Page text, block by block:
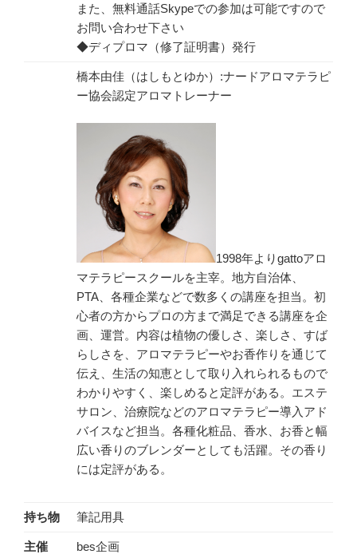
また、無料通話Skypeでの参加は可能ですので
お問い合わせ下さい
◆ディプロマ（修了証明書）発行
橋本由佳（はしもとゆか）:ナードアロマテラピ
ー協会認定アロマトレーナー
1998年よりgattoアロ
マテラピースクールを主宰。地方自治体、
PTA、各種企業などで数多くの講座を担当。初
心者の方からプロの方まで満足できる講座を企
画、運営。内容は植物の優しさ、楽しさ、すば
らしさを、アロマテラピーやお香作りを通じて
伝え、生活の知恵として取り入れられるもので
わかりやすく、楽しめると定評がある。エステ
サロン、治療院などのアロマテラピー導入アド
バイスなど担当。各種化粧品、香水、お香と幅
広い香りのブレンダーとしても活躍。その香り
には定評がある。
持ち物 筆記用具
主催 bes企画